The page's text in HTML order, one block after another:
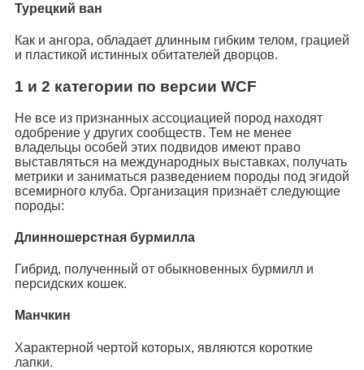
Турецкий ван
Как и ангора, обладает длинным гибким телом, грацией
и пластикой истинных обитателей дворцов.
1 и 2 категории по версии WCF
Не все из признанных ассоциацией пород находят
одобрение у других сообществ. Тем не менее
владельцы особей этих подвидов имеют право
выставляться на международных выставках, получать
метрики и заниматься разведением породы под эгидой
всемирного клуба. Организация признаёт следующие
породы:
Длинношерстная бурмилла
Гибрид, полученный от обыкновенных бурмилл и
персидских кошек.
Манчкин
Характерной чертой которых, являются короткие
лапки.